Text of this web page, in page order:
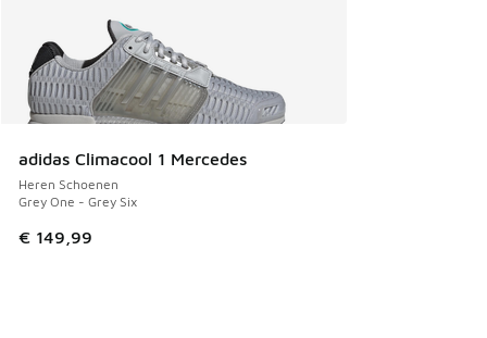
adidas Climacool 1 Mercedes
Heren Schoenen
Grey One - Grey Six
€ 149,99